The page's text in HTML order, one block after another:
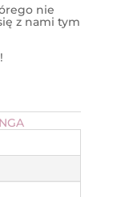
nie
z nami tym